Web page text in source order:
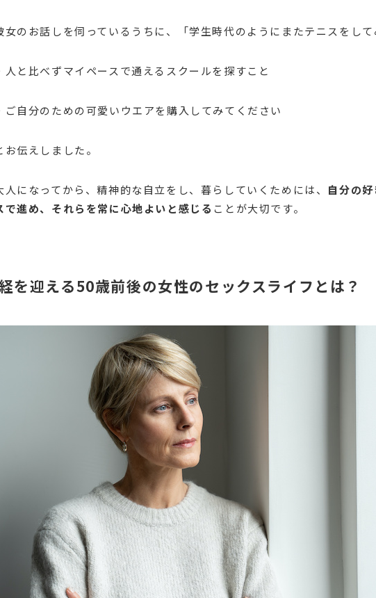
女のお話しを伺っているうちに、「学生時代のようにまたテニスをして
人と比べずマイペースで通えるスクールを探すこと
ご自分のための可愛いウエアを購入してみてください
お伝えしました。
人になってから、精神的な自立をし、暮らしていくためには、 自分の
で進め、それらを常に心地よいと感じる ことが大切です。
を迎える50歳前後の女性のセックスライフとは？